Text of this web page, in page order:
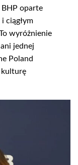
oparte
ciągłym
wyróżnienie
jednej
Poland
kulturę